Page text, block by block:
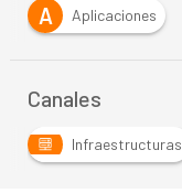
A
Aplicaciones
Canales
Infraestructuras